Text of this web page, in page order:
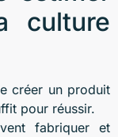
culture
créer un produit
pour réussir.
fabriquer et